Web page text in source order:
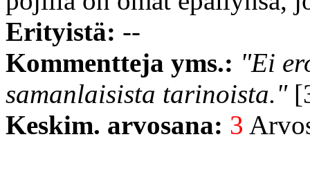
Erityistä: --
Kommentteja yms.: "Ei
samanlaisista tarinoista."
Keskim. arvosana: 3